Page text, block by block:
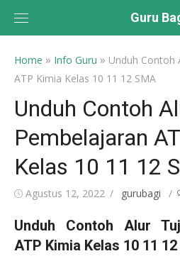
Guru
Home » Info Guru » Unduh Contoh
ATP Kimia Kelas 10 11 12 SMA
Unduh Contoh
Pembelajaran
Kelas 10 11 12
Posted
Agustus 12, 2022 Author
gurubagi
Unduh Contoh Alur
ATP Kimia Kelas 10 11